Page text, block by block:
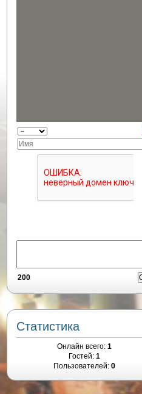
200
Статистика
Онлайн всего: 1
Гостей: 1
Пользователей: 0